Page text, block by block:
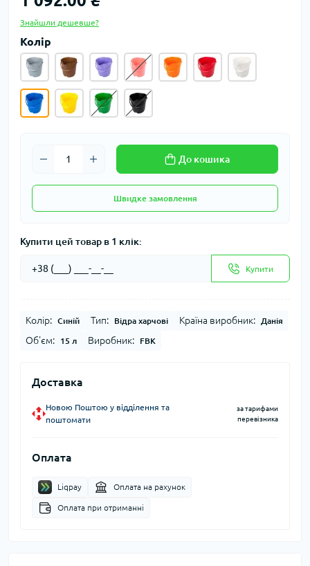
Знайшли дешевше?
Колір
До кошика
Швидке замовлення
Купити цей товар в 1 клік:
Купити
Колір: Синій Тип: Відра харчові Країна виробник: Данія
Об'єм: 15 л Виробник: FBK
Доставка
Новою Поштою у відділення та
поштомати
за тарифами
перевізника
Оплата
Liqpay Оплата на рахунок
Оплата при отриманні